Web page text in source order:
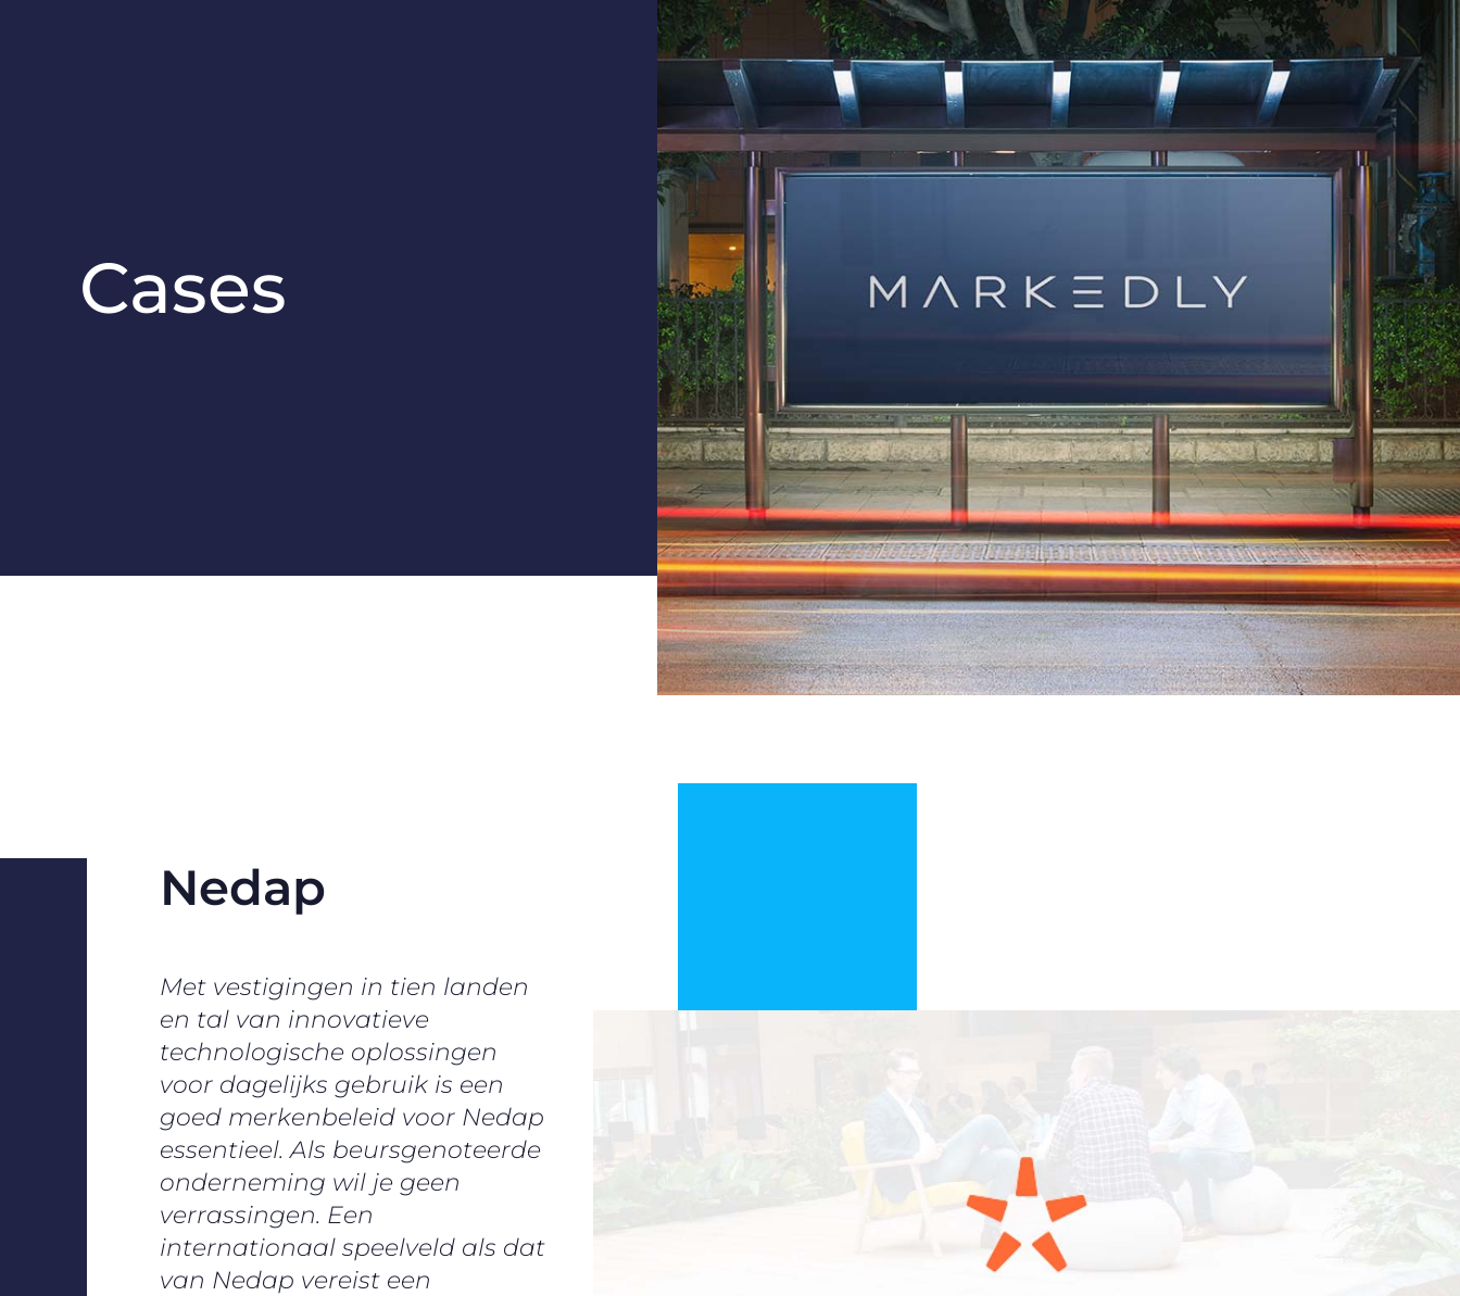
Cases
Nedap
Met vestigingen in tien landen
en tal van innovatieve
technologische oplossingen
voor dagelijks gebruik is een
goed merkenbeleid voor Nedap
essentieel. Als beursgenoteerde
onderneming wil je geen
verrassingen. Een
internationaal speelveld als dat
van Nedap vereist een